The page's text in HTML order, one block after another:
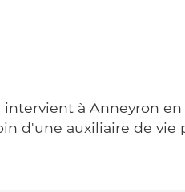
intervient à Anneyron
d'une auxiliaire de